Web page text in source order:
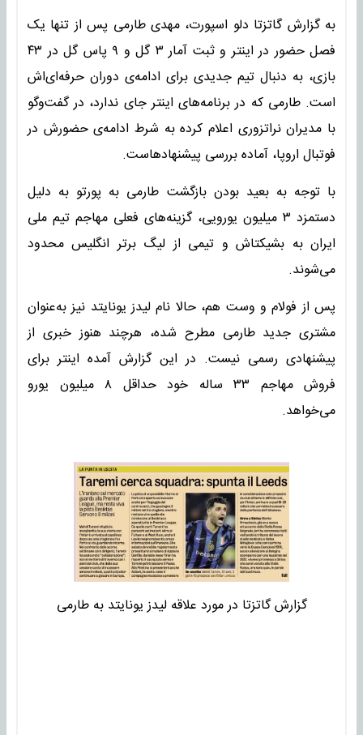
به گزارش گاتزتا دلو اسپورت، مهدی طارمی پس از تنها یک
فصل حضور در اینتر و ثبت آمار ۳ گل و ۹ پاس گل در ۴۳
بازی، به دنبال تیم جدیدی برای ادامه‌ی دوران حرفه‌ای‌اش
است. طارمی که در برنامه‌های اینتر جای ندارد، در گفت‌وگو
با مدیران نراتزوری اعلام کرده به شرط ادامه‌ی حضورش در
فوتبال اروپا، آماده بررسی پیشنهادهاست.
با توجه به بعید بودن بازگشت طارمی به پورتو به دلیل
دستمزد ۳ میلیون یورویی، گزینه‌های فعلی مهاجم تیم ملی
ایران به بشیکتاش و تیمی از لیگ برتر انگلیس محدود
می‌شوند.
پس از فولام و وست هم، حالا نام لیدز یونایتد نیز به‌عنوان
مشتری جدید طارمی مطرح شده، هرچند هنوز خبری از
پیشنهادی رسمی نیست. در این گزارش آمده اینتر برای
فروش مهاجم ۳۳ ساله خود حداقل ۸ میلیون یورو
می‌خواهد.
گزارش گاتزتا در مورد علاقه لیدز یونایتد به طارمی